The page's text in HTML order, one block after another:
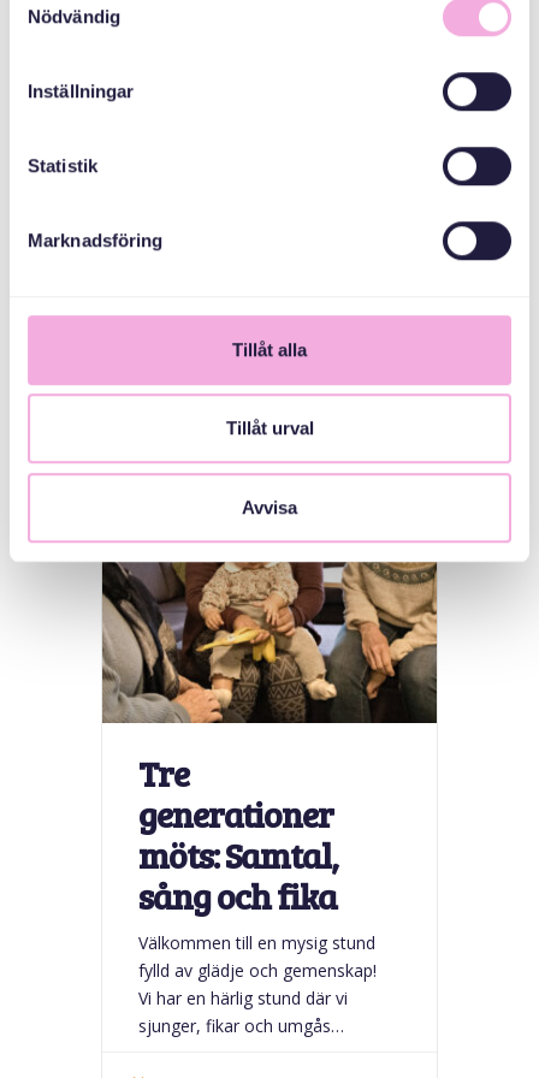
Nödvändig
Inställningar
Statistik
Marknadsföring
Tillåt alla
Tillåt urval
Avvisa
SEPTEMBER 2026
Tre
generationer
möts: Samtal,
sång och fika
Välkommen till en mysig stund
fylld av glädje och gemenskap!
Vi har en härlig stund där vi
sjunger, fikar och umgås